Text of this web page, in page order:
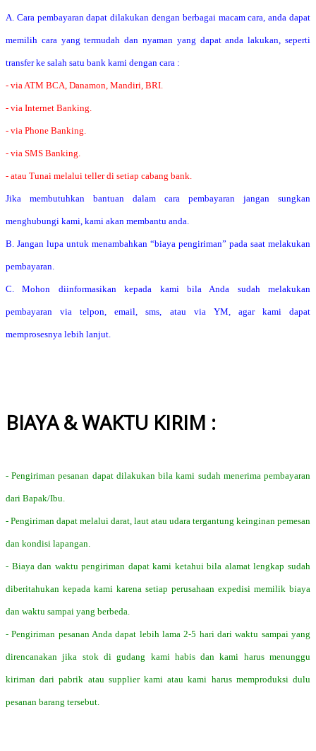
A. Cara pembayaran dapat dilakukan dengan berbagai macam cara, anda dapat
memilih cara yang termudah dan nyaman yang dapat anda lakukan, seperti
transfer ke salah satu bank kami dengan cara :
- via ATM BCA, Danamon, Mandiri, BRI.
- via Internet Banking.
- via Phone Banking.
- via SMS Banking.
- atau Tunai melalui teller di setiap cabang bank.
Jika membutuhkan bantuan dalam cara pembayaran jangan sungkan
menghubungi kami, kami akan membantu anda.
B. Jangan lupa untuk menambahkan “biaya pengiriman” pada saat melakukan
pembayaran.
C. Mohon diinformasikan kepada kami bila Anda sudah melakukan
pembayaran via telpon, email, sms, atau via YM, agar kami dapat
memprosesnya lebih lanjut.
BIAYA & WAKTU KIRIM :
- Pengiriman pesanan dapat dilakukan bila kami sudah menerima pembayaran
dari Bapak/Ibu.
- Pengiriman dapat melalui darat, laut atau udara tergantung keinginan pemesan
dan kondisi lapangan.
- Biaya dan waktu pengiriman dapat kami ketahui bila alamat lengkap sudah
diberitahukan kepada kami karena setiap perusahaan expedisi memilik biaya
dan waktu sampai yang berbeda.
- Pengiriman pesanan Anda dapat lebih lama 2-5 hari dari waktu sampai yang
direncanakan jika stok di gudang kami habis dan kami harus menunggu
kiriman dari pabrik atau supplier kami atau kami harus memproduksi dulu
pesanan barang tersebut.